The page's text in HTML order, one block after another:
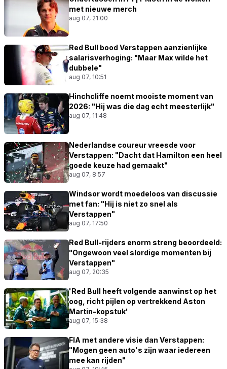
met nieuwe merch
aug 07, 21:00
Red Bull bood Verstappen aanzienlijke
salarisverhoging: "Maar Max wilde het
dubbele"
aug 07, 10:51
Hinchcliffe noemt mooiste moment van
2026: "Hij was die dag echt meesterlijk"
aug 07, 11:48
Nederlandse coureur vreesde voor
Verstappen: "Dacht dat Hamilton een heel
goede keuze had gemaakt"
aug 07, 8:57
Windsor wordt moedeloos van discussie
met fan: "Hij is niet zo snel als
Verstappen"
aug 07, 17:50
Red Bull-rijders enorm streng beoordeeld:
"Ongewoon veel slordige momenten bij
Verstappen"
aug 07, 20:35
'Red Bull heeft volgende aanwinst op het
oog, richt pijlen op vertrekkend Aston
Martin-kopstuk'
aug 07, 15:38
FIA met andere visie dan Verstappen:
"Mogen geen auto's zijn waar iedereen
mee kan rijden"